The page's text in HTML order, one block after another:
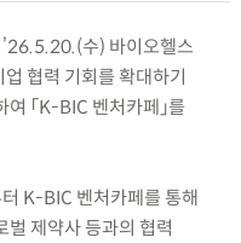
수) 바이오헬스
협력 기회를 확대하기
「K-BIC 벤처카페」를
K-BIC 벤처카페를 통해
벌 제약사 등과의 협력